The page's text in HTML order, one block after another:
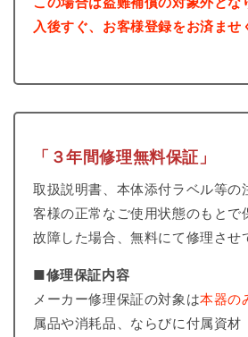
入後すぐ、お客様登録をお済ませ
「３年間修理無料保証」
取扱説明書、本体添付ラベル等の
客様の正常なご使用状態のもとで
故障した場合、無料にて修理させ
■修理保証内容
メーカー修理保証の対象は本器の
属品や消耗品、ならびに付属資材